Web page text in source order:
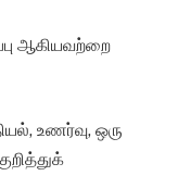
ஆகியவற்றை
உணர்வு, ஒரு